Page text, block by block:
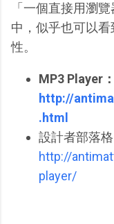
「一個直接用瀏
中，似乎也可以看
性。
MP3 Player：
http://
.html
設計者部落格
http://
player/